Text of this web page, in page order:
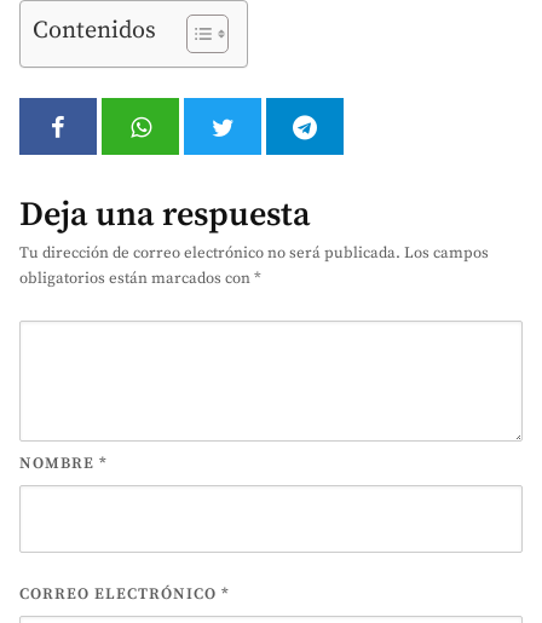
Contenidos
Deja una respuesta
Tu dirección de correo electrónico no será publicada. Los campos
obligatorios están marcados con*
NOMBRE *
CORREO ELECTRÓNICO *